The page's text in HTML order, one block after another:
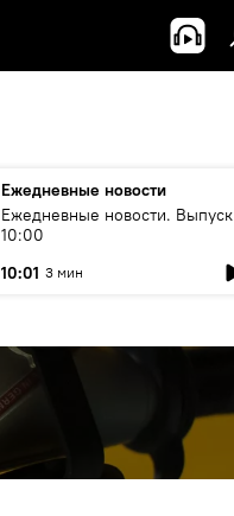
Ежедневные новости
Ежедневные новости. Выпуск
10:00
10:01 3 мин